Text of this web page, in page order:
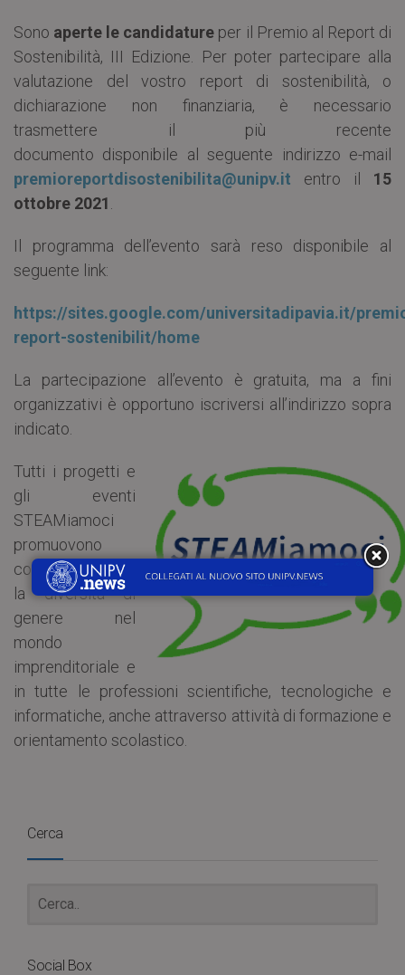
Sono aperte le candidature per il Premio al Report di
Sostenibilità, III Edizione. Per poter partecipare alla
valutazione del vostro report di sostenibilità, o
dichiarazione non finanziaria, è necessario
trasmettere il più recente
documento disponibile al seguente indirizzo e-mail
premioreportdisostenibilita@unipv.it entro il 15
ottobre 2021
Il programma dell’evento sarà reso disponibile al
seguente link:
https://sites.google.com/universitadipavia.it/
report-sostenibilit/home
La partecipazione all’evento è gratuita, ma a fini
organizzativi è opportuno iscriversi all’indirizzo sopra
indicato.
Tutti i progetti e
gli eventi
STEAMiamoci
promuovono
concretamente
la diversità di
genere nel
mondo
imprenditoriale e
in tutte le professioni scientifiche, tecnologiche e
informatiche, anche attraverso attività di formazione e
orientamento scolastico.
Cerca
Social Box